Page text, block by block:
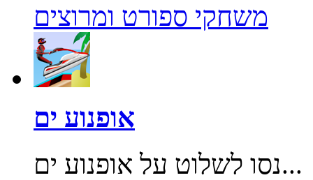
משחקי ספורט ומרוצים
אופנוע ים
נסו לשלוט על אופנוע ים...